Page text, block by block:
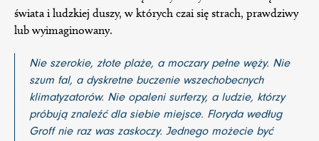
świata i ludzkiej duszy, w których czai się strach, prawdziwy
lub wyimaginowany.
Nie szerokie, złote plaże, a moczary pełne węży. Nie
szum fal, a dyskretne buczenie wszechobecnych
klimatyzatorów. Nie opaleni surferzy, a ludzie, którzy
próbują znaleźć dla siebie miejsce. Floryda według
Groff nie raz was zaskoczy. Jednego możecie być